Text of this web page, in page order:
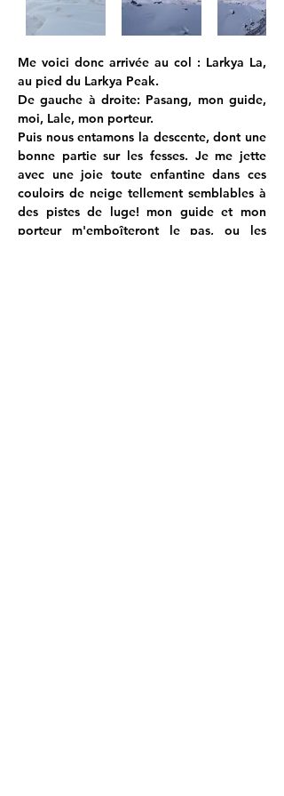
Me voici donc arrivée au col : Larkya La,
au pied du Larkya Peak.
De gauche à droite: Pasang, mon guide,
moi, Lale, mon porteur.
Puis nous entamons la descente, dont une
bonne partie sur les fesses. Je me jette
avec une joie toute enfantine dans ces
couloirs de neige tellement semblables à
des pistes de luge! mon guide et mon
porteur m'emboîteront le pas, ou les